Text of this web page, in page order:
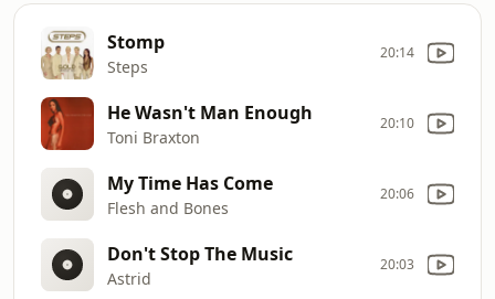
Stomp
Steps
20:14
He Wasn't Man Enough
Toni Braxton
20:10
My Time Has Come
Flesh and Bones
20:06
Don't Stop The Music
Astrid
20:03